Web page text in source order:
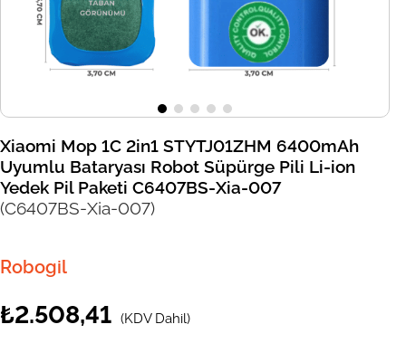
Xiaomi Mop 1C 2in1 STYTJ01ZHM 6400mAh
Uyumlu Bataryası Robot Süpürge Pili Li-ion
Yedek Pil Paketi C6407BS-Xia-007
(C6407BS-Xia-007)
Robogil
₺2.508,41 (KDV Dahil)